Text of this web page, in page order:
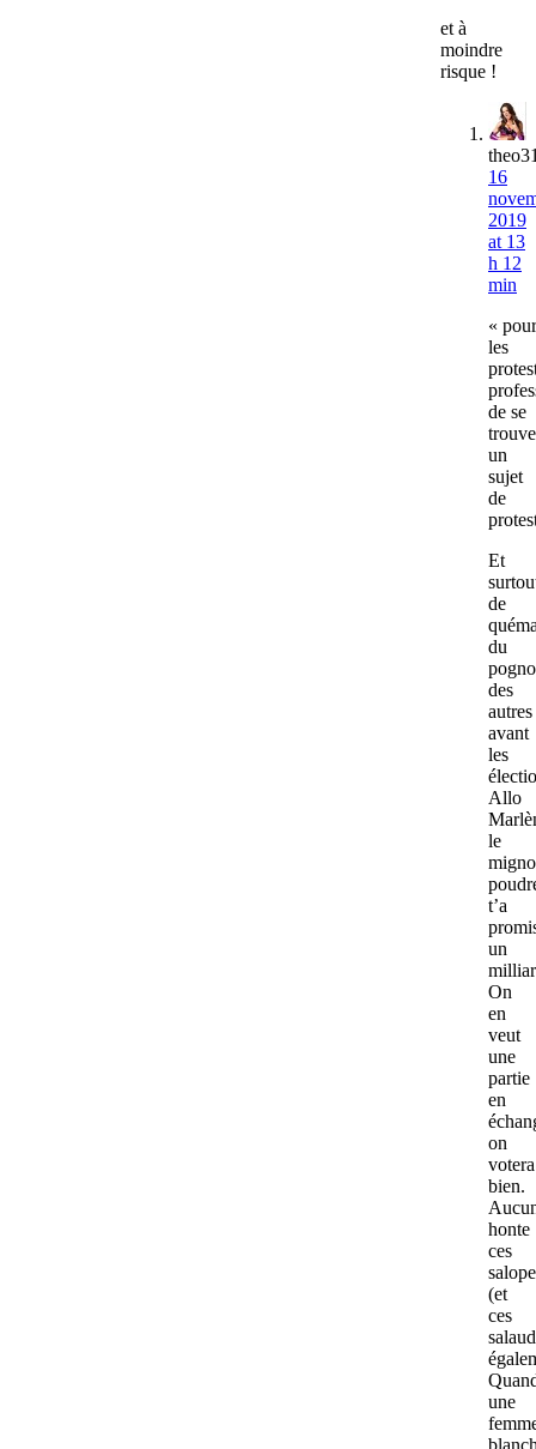
et à
moindre
risque !
16
2019
at 13
h 12
min
« pour
les
de se
un
sujet
de
Et
de
du
des
autres
avant
les
Allo
le
t’a
un
On
en
veut
une
partie
en
on
votera
bien.
honte
ces
(et
ces
une